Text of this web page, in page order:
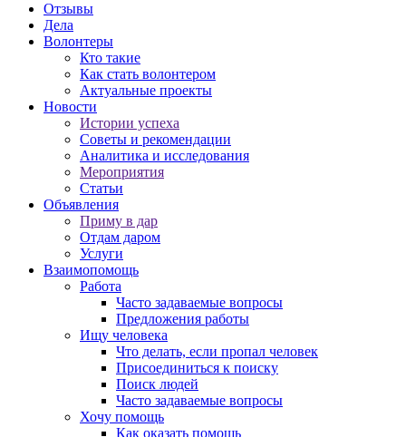
Отзывы
Дела
Волонтеры
Кто такие
Как стать волонтером
Актуальные проекты
Новости
Истории успеха
Советы и рекомендации
Аналитика и исследования
Мероприятия
Статьи
Объявления
Приму в дар
Отдам даром
Услуги
Взаимопомощь
Работа
Часто задаваемые вопросы
Предложения работы
Ищу человека
Что делать, если пропал человек
Присоединиться к поиску
Поиск людей
Часто задаваемые вопросы
Хочу помощь
Как оказать помощь